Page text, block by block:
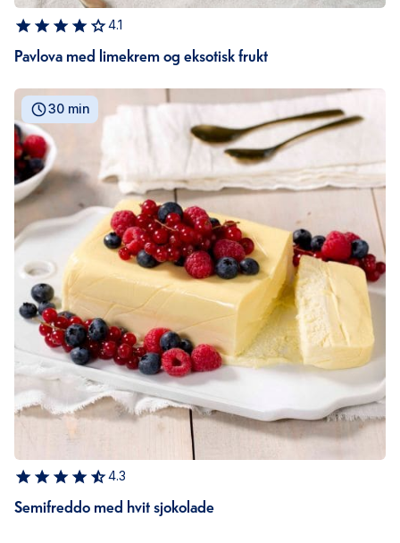
4.1
Pavlova med limekrem og eksotisk frukt
30 min
4.3
Semifreddo med hvit sjokolade